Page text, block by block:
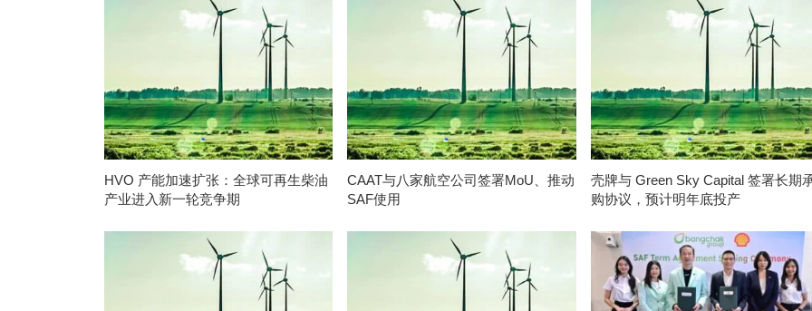
HVO 产能加速扩张：全球可再生柴油
产业进入新一轮竞争期
CAAT与八家航空公司签署MoU、推动
SAF使用
壳牌与 Green Sky Capital 签署长期
购协议，预计明年底投产